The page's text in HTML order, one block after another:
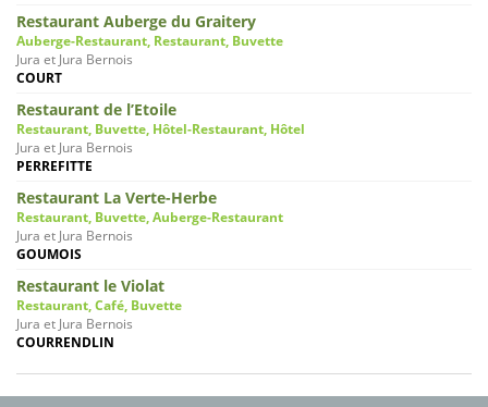
Restaurant Auberge du Graitery
Auberge-Restaurant, Restaurant, Buvette
Jura et Jura Bernois
COURT
Restaurant de l’Etoile
Restaurant, Buvette, Hôtel-Restaurant, Hôtel
Jura et Jura Bernois
PERREFITTE
Restaurant La Verte-Herbe
Restaurant, Buvette, Auberge-Restaurant
Jura et Jura Bernois
GOUMOIS
Restaurant le Violat
Restaurant, Café, Buvette
Jura et Jura Bernois
COURRENDLIN